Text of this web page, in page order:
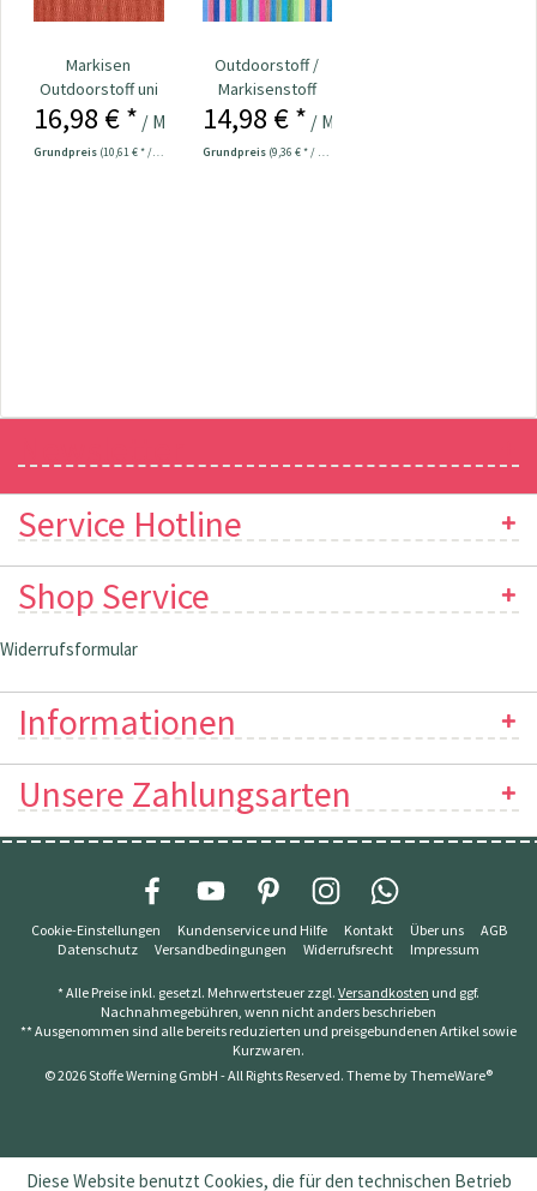
Markisen
Outdoorstoff uni
rot
16,98 € * / Meter
Grundpreis (10,61 € * / 1 m²)
Outdoorstoff /
Markisenstoff
Teflon
beschichtet...
14,98 € * / Meter
Grundpreis (9,36 € * / 1 m²)
Service Hotline
Shop Service
Widerrufsformular
Informationen
Unsere Zahlungsarten
Cookie-Einstellungen Kundenservice und Hilfe Kontakt Über uns
AGB
Datenschutz
Versandbedingungen Widerrufsrecht Impressum
* Alle Preise inkl. gesetzl. Mehrwertsteuer zzgl. Versandkosten und ggf.
Nachnahmegebühren, wenn nicht anders beschrieben
** Ausgenommen sind alle bereits reduzierten und preisgebundenen Artikel sowie
Kurzwaren.
© 2026 Stoffe Werning GmbH - All Rights Reserved. Theme byThemeWare®
Diese Website benutzt Cookies, die für den technischen Betrieb